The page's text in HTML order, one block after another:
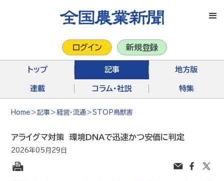
トップ 記事 地方版
連載 コラム・社説 特集
ログイン 新規登録
Home ＞記事＞経営・流通 ＞STOP鳥獣害
アライグマ対策 環境DNAで迅速かつ安価に判定
2026年05月29日